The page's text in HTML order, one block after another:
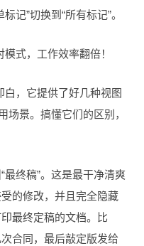
记”切换到“所有标记”。
式，工作效率翻倍！
，它提供了好几种视图
场景。搞懂它们的区别，
最终稿”。这是最干净清爽
的修改，并且完全隐藏
最终定稿的文档。比
合同，最后敲定版发给